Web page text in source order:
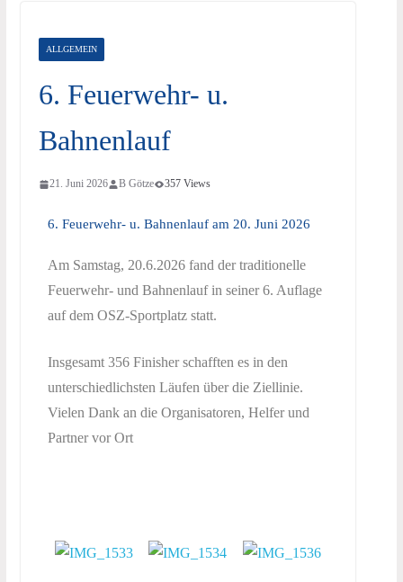
ALLGEMEIN
6. Feuerwehr- u.
Bahnenlauf
21. Juni 2026 B Götze 357 Views
6. Feuerwehr- u. Bahnenlauf am 20. Juni 2026
Am Samstag, 20.6.2026 fand der traditionelle
Feuerwehr- und Bahnenlauf in seiner 6. Auflage
auf dem OSZ-Sportplatz statt.
Insgesamt 356 Finisher schafften es in den
unterschiedlichsten Läufen über die Ziellinie.
Vielen Dank an die Organisatoren, Helfer und
Partner vor Ort